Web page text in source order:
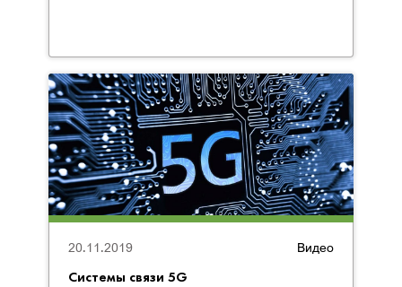
Видео
Системы связи 5G
20.11.2019